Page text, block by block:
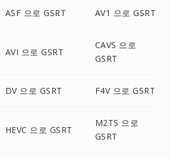
ASF 으로 GSRT AV1 으로 GSRT
AVI 으로 GSRT
CAVS 으로
GSRT
DV 으로 GSRT F4V 으로 GSRT
HEVC 으로 GSRT
M2TS 으로
GSRT